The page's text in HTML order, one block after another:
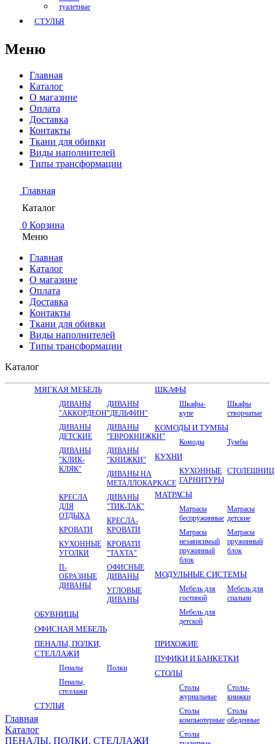
туалетные
СТУЛЬЯ
Меню
Главная
Каталог
О магазине
Оплата
Доставка
Контакты
Ткани для обивки
Виды наполнителей
Типы трансформации
Главная
Каталог
0 Корзина
Меню
Главная
Каталог
О магазине
Оплата
Доставка
Контакты
Ткани для обивки
Виды наполнителей
Типы трансформации
Kаталог
МЯГКАЯ МЕБЕЛЬ
ДИВАНЫ
"АККОРДЕОН"
ДИВАНЫ
"ДЕЛЬФИН"
ДИВАНЫ
ДЕТСКИЕ
ДИВАНЫ
"ЕВРОКНИЖКИ"
ДИВАНЫ
"КЛИК-
КЛЯК"
ДИВАНЫ
"КНИЖКИ"
ДИВАНЫ НА
МЕТАЛЛОКАРКАСЕ
ДИВАНЫ
"ТИК-ТАК"
КРЕСЛА
ДЛЯ
ОТДЫХА
КРЕСЛА-
КРОВАТИ
КРОВАТИ
КРОВАТИ
"ТАХТА"
КУХОННЫЕ
УГОЛКИ
ОФИСНЫЕ
ДИВАНЫ
П-
ОБРАЗНЫЕ
ДИВАНЫ
УГЛОВЫЕ
ДИВАНЫ
ШКАФЫ
Шкафы-
купе
Шкафы
створчатые
КОМОДЫ И ТУМБЫ
Комоды Тумбы
КУХНИ
КУХОННЫЕ
ГАРНИТУРЫ
МАТРАСЫ
Матрасы
беспружинные
Матрасы
детские
Матрасы
независимый
пружинный
блок
Матрасы
пружинный
блок
МОДУЛЬНЫЕ СИСТЕМЫ
Мебель для
гостиной
Мебель для
спальни
Мебель для
детской
ОБУВНИЦЫ
ОФИСНАЯ МЕБЕЛЬ
ПЕНАЛЫ, ПОЛКИ,
СТЕЛЛАЖИ
Пеналы
Полки
Пеналы,
стеллажи
ПРИХОЖИЕ
ПУФИКИ И БАНКЕТКИ
СТОЛЫ
Столы
журнальные
Столы-
книжки
Столы
компьютерные
Столы
обеденные
Столы
СТУЛЬЯ
Главная
Kаталог
ПЕНАЛЫ, ПОЛКИ, СТЕЛЛАЖИ